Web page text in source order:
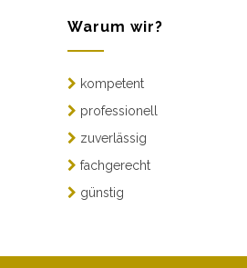
Warum wir?
kompetent
professionell
zuverlässig
fachgerecht
günstig